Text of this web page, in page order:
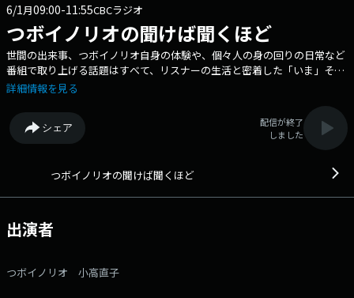
6/1月09:00-11:55CBCラジオ
つボイノリオの聞けば聞くほど
世間の出来事、つボイノリオ自身の体験や、個々人の身の回りの日常など
番組で取り上げる話題はすべて、リスナーの生活と密着した「いま」その
もの。 一緒に聞き、一緒に番組を創っていく。送られてくるおたよりは
て、番組はLIVE感あふれる究極の「井戸端会議｣！ パーソナリティは、
名（迷）曲「金太の大冒険」で東海地区ではおなじみのつボイノリオと、
小高直子CBCアナウンサーの名コンビ。 番組記事を読む→こちら 番
263-6800 まで
詳細情報を見る
シェア
配信が終了
しました
つボイノリオの聞けば聞くほど
出演者
つボイノリオ 小高直子